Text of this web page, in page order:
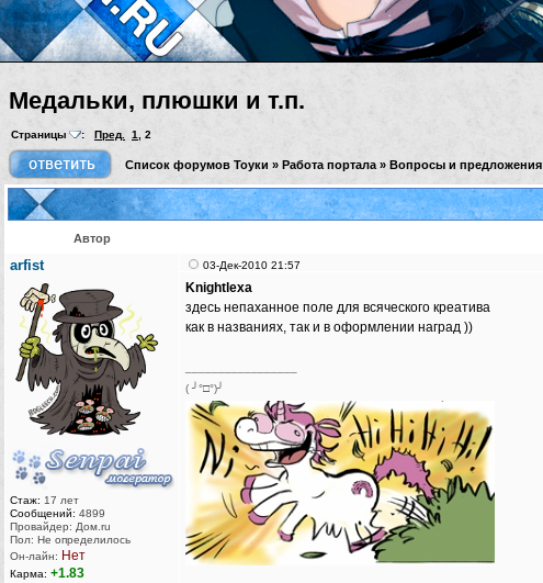
Медальки, плюшки и т.п.
Страницы : Пред. 1, 2
Список форумов Тоуки » Работа портала » Вопросы и предложения
Автор
arfist
Стаж: 17 лет
Сообщений: 4899
Провайдер: Дом.ru
Пол: Не определилось
Он-лайн: Нет
Карма: +1.83
03-Дек-2010 21:57
Knightlexa
здесь непаханное поле для всяческого креатива
как в названиях, так и в оформлении наград ))
( ╯°□°)╯